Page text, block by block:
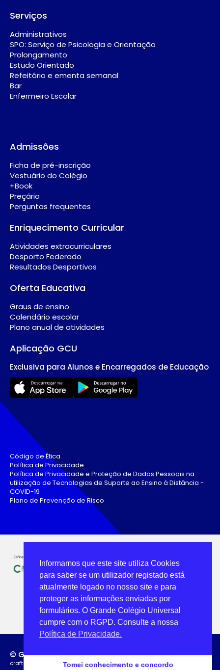
Serviços
Administrativos
SPO: Serviço de Psicologia e Orientação
Prolongamento
Estudo Orientado
Refeitório e ementa semanal
Bar
Enfermeiro Escolar
Admissões
Ficha de pré-inscrição
Vestuário do Colégio
+Book
Preçário
Perguntas frequentes
Enriquecimento Curricular
Atividades extracurriculares
Desporto Federado
Resultados Desportivos
Oferta Educativa
Graus de ensino
Calendário escolar
Plano anual de atividades
Aplicação GCU
Exclusiva para Alunos e Encarregados de Educação
Código de Ética
Política de Privacidade
Política de Privacidade e Proteção de Dados Pessoais na
utilização de Tecnologias de Suporte ao Ensino à Distância -
COVID-19
Plano de Prevenção de Risco
© Grande Colégio Universal
crafted by: provider.pt | web artisans
Informamos que este site utiliza Cookies
para saber se um utilizador registado está
atualmente logado no nosso site e para
proteger as informações enviadas por
formulários. O Grande Colégio Universal
cumpre com o RGPD. Consulte a nossa
Política de Privacidade.
Tomei conhecimento e concordo